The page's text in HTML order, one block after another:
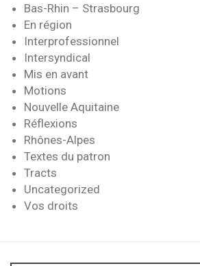
Bas-Rhin – Strasbourg
En région
Interprofessionnel
Intersyndical
Mis en avant
Motions
Nouvelle Aquitaine
Réflexions
Rhônes-Alpes
Textes du patron
Tracts
Uncategorized
Vos droits